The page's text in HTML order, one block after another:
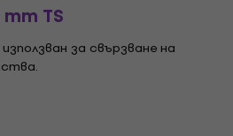
TS
за свързване на